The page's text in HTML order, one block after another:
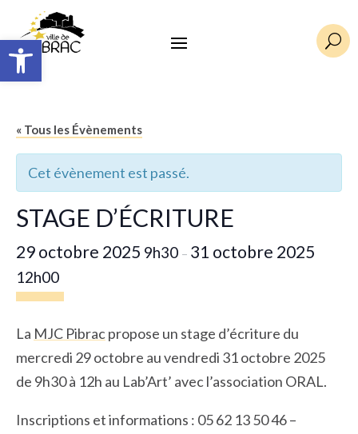
Ouvrir la barre d’outils U
« Tous les Évènements
Cet évènement est passé.
STAGE D’ÉCRITURE
29 octobre 2025 9h30 – 31 octobre 2025
12h00
La MJC Pibracpropose un stage d’écriture du
mercredi 29 octobre au vendredi 31 octobre 2025
de 9h30 à 12h au Lab’Art’ avec l’association ORAL.
Inscriptions et informations : 05 62 13 50 46 –